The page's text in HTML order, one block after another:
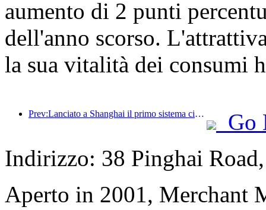
aumento di 2 punti
dell'anno scorso.
la sua vitalità dei consumi
Prev:Lanciato a Shanghai il primo sistema cinese di consumo culturale e turistico self-service per turisti stranieri
Go
Indirizzo: 38 Pinghai
Aperto in 2001, Merchant